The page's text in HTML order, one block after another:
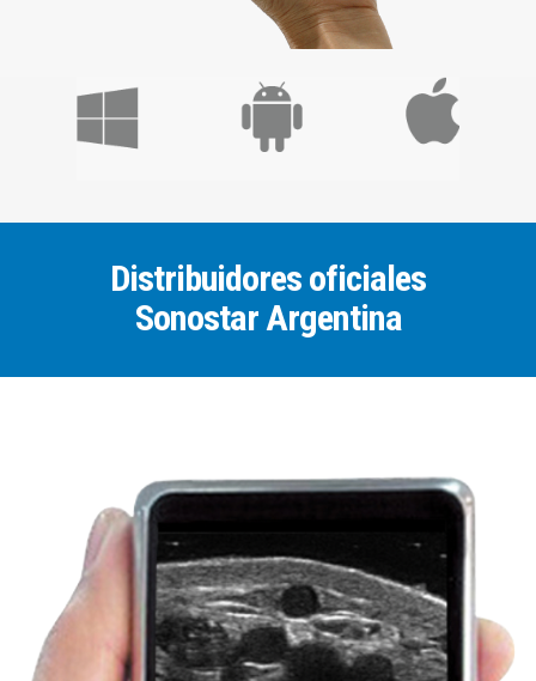
Distribuidores oficiales
Sonostar Argentina